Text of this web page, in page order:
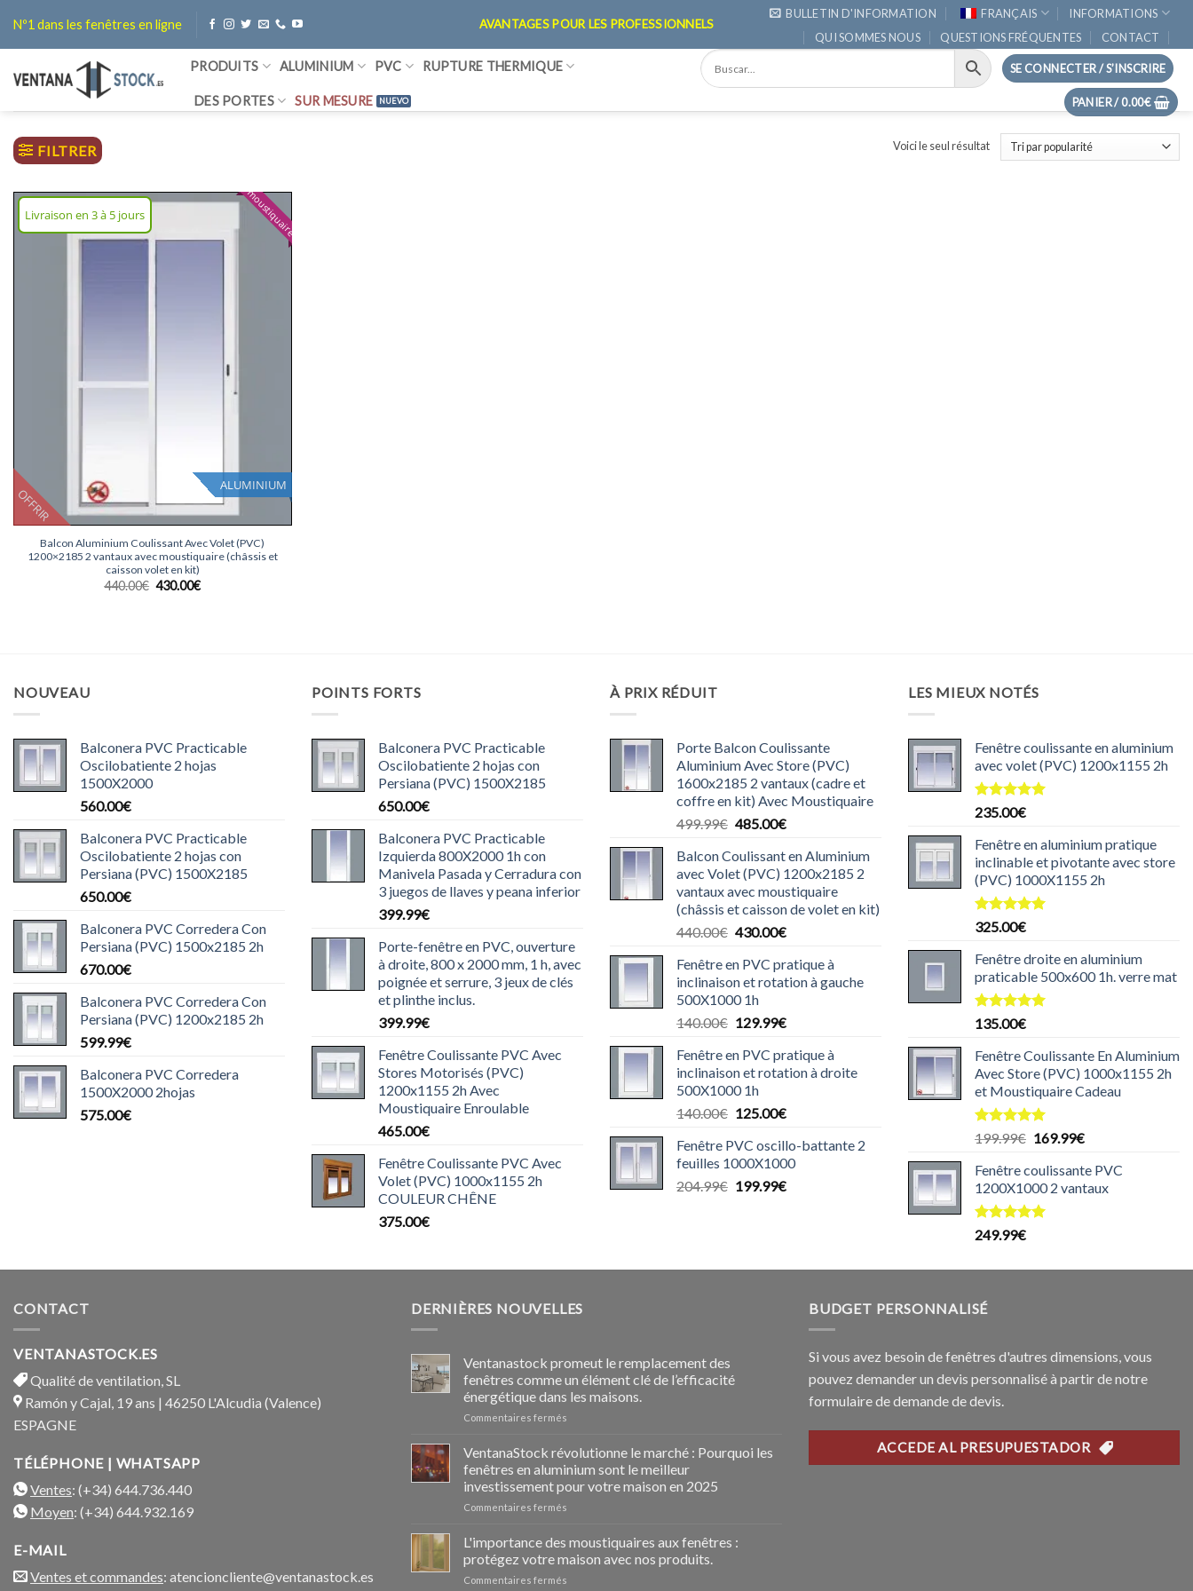
contenu
Nº1 dans les fenêtres en ligne AVANTAGES POUR LES PROFESSIONNELS
BULLETIN D'INFORMATION FRANÇAIS
INFORMATIONS
QUI SOMMES NOUS
QUESTIONS FRÉQUENTES CONTACT
PRODUITS ALUMINIUM PVC RUPTURE THERMIQUE
DES PORTES SUR MESURE
SE CONNECTER / S’INSCRIRE
PANIER /0.00€
FILTRER Voici le seul résultat
OFFRIR
Livraison en 3 à 5 jours
ALUMINIUM
moustiquaire
+
Balcon Aluminium Coulissant Avec Volet (PVC)
1200×2185 2 vantaux avec moustiquaire (châssis et
caisson volet en kit)
440.00€ Le
430.00€Le
NOUVEAU
Balconera PVC Practicable
Oscilobatiente 2 hojas
1500X2000
560.00€
Balconera PVC Practicable
Oscilobatiente 2 hojas con
Persiana (PVC) 1500X2185
650.00€
Balconera PVC Corredera Con
Persiana (PVC) 1500x2185 2h
670.00€
Balconera PVC Corredera Con
Persiana (PVC) 1200x2185 2h
599.99€
Balconera PVC Corredera
1500X2000 2hojas
575.00€
POINTS FORTS
Balconera PVC Practicable
Oscilobatiente 2 hojas con
Persiana (PVC) 1500X2185
650.00€
Balconera PVC Practicable
Izquierda 800X2000 1h con
Manivela Pasada y Cerradura con
3 juegos de llaves y peana inferior
399.99€
Porte-fenêtre en PVC, ouverture
à droite, 800 x 2000 mm, 1 h, avec
poignée et serrure, 3 jeux de clés
et plinthe inclus.
399.99€
Fenêtre Coulissante PVC Avec
Stores Motorisés (PVC)
1200x1155 2h Avec
Moustiquaire Enroulable
465.00€
Fenêtre Coulissante PVC Avec
Volet (PVC) 1000x1155 2h
COULEUR CHÊNE
375.00€
À PRIX RÉDUIT
Porte Balcon Coulissante
Aluminium Avec Store (PVC)
1600x2185 2 vantaux (cadre et
coffre en kit) Avec Moustiquaire
499.99€ Le
initial
était :
499.99€.
485.00€Le
actuel
est :
485.00€.
Balcon Coulissant en Aluminium
avec Volet (PVC) 1200x2185 2
vantaux avec moustiquaire
(châssis et caisson de volet en kit)
440.00€ Le
initial
était :
440.00€.
430.00€Le
actuel
est :
Fenêtre en PVC pratique à
inclinaison et rotation à gauche
500X1000 1h
140.00€ Le
initial
était :
140.00€.
129.99€Le
actuel
est :
Fenêtre en PVC pratique à
inclinaison et rotation à droite
500X1000 1h
140.00€ Le
initial
était :
140.00€.
125.00€Le
actuel
est :
125.00€.
Fenêtre PVC oscillo-battante 2
feuilles 1000X1000
204.99€ Le
199.99€Le
LES MIEUX NOTÉS
Fenêtre coulissante en aluminium
avec volet (PVC) 1200x1155 2h
Note5.00
235.00€
Fenêtre en aluminium pratique
inclinable et pivotante avec store
(PVC) 1000X1155 2h
Note5.00
325.00€
Fenêtre droite en aluminium
praticable 500x600 1h. verre mat
Note5.00
135.00€
Fenêtre Coulissante En Aluminium
Avec Store (PVC) 1000x1155 2h
et Moustiquaire Cadeau
Note5.00
199.99€ Le
initial
était :
199.99€.
169.99€Le
actuel
est :
Fenêtre coulissante PVC
1200X1000 2 vantaux
Note5.00
249.99€
CONTACT
VENTANASTOCK.ES
Qualité de ventilation, SL
Ramón y Cajal, 19 ans | 46250 L'Alcudia (Valence)
ESPAGNE
TÉLÉPHONE | WHATSAPP
Ventes: (+34) 644.736.440
Moyen: (+34) 644.932.169
E-MAIL
Ventes et commandes: atencioncliente@ventanastock.es
DERNIÈRES NOUVELLES
Ventanastock promeut le remplacement des
fenêtres comme un élément clé de l’efficacité
énergétique dans les maisons.
Commentaires fermés
impulsa
cambio
de
para
la
VentanaStock révolutionne le marché : Pourquoi les
fenêtres en aluminium sont le meilleur
investissement pour votre maison en 2025
Commentaires fermés
VentanaStock
revoluciona
el
L'importance des moustiquaires aux fenêtres :
protégez votre maison avec nos produits.
Commentaires fermés
BUDGET PERSONNALISÉ
Si vous avez besoin de fenêtres d'autres dimensions, vous
pouvez demander un devis personnalisé à partir de notre
formulaire de demande de devis.
ACCEDE AL PRESUPUESTADOR